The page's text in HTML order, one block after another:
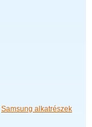
Samsung alkatrészek